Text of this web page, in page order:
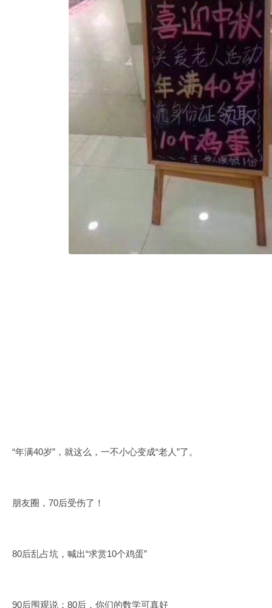
“年满40岁”，就这么，一不小心变成“老人”了。
朋友圈，70后受伤了！
80后乱占坑，喊出“求赏10个鸡蛋”
90后围观说：80后，你们的数学可真好